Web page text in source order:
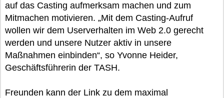
auf das Casting aufmerksam machen und zum
Mitmachen motivieren. „Mit dem Casting-Aufruf
wollen wir dem Userverhalten im Web 2.0 gerecht
werden und unsere Nutzer aktiv in unsere
Maßnahmen einbinden“, so Yvonne Heider,
Geschäftsführerin der TASH.
Freunden kann der Link zu dem maximal